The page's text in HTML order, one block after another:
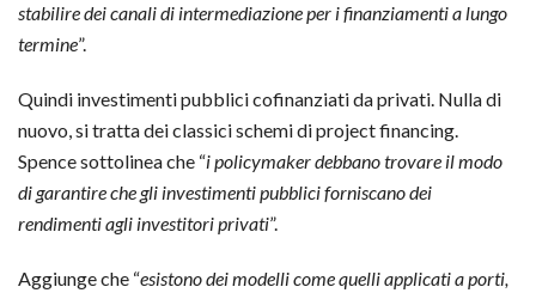
stabilire dei canali di intermediazione per i finanziamenti a lungo
termine”.
Quindi investimenti pubblici cofinanziati da privati. Nulla di
nuovo, si tratta dei classici schemi di project financing.
Spence sottolinea che “i policymaker debbano trovare il modo
di garantire che gli investimenti pubblici forniscano dei
rendimenti agli investitori privati”.
Aggiunge che “esistono dei modelli come quelli applicati a porti,